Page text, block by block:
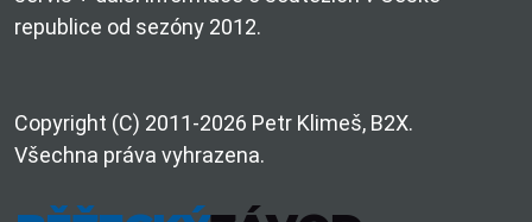
republice od sezóny 2012.
Copyright (C) 2011-2026 Petr Klimeš, B2X.
Všechna práva vyhrazena.